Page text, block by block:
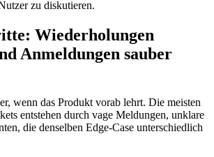
zu diskutieren.
Wiederholungen
Anmeldungen sauber
wenn das Produkt vorab lehrt. Die meisten
entstehen durch vage Meldungen, unklare
die denselben Edge‑Case unterschiedlich